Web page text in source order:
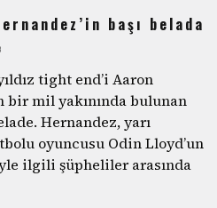
başı belada
tight end’i Aaron
bir mil yakınında bulunan
Hernandez, yarı
oyuncusu Odin Lloyd’un
ilgili şüpheliler arasında